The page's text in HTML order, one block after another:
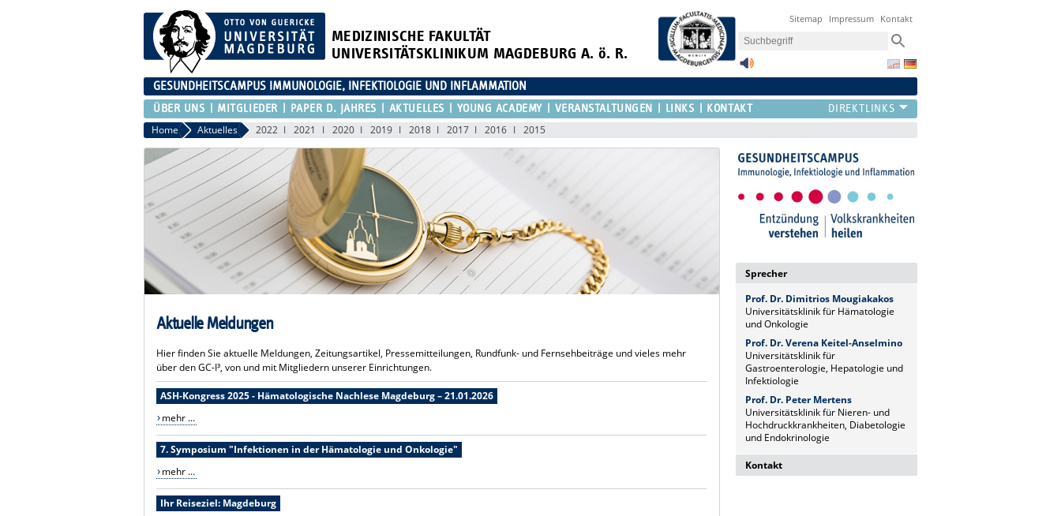
MEDIZINISCHE FAKULTÄT
UNIVERSITÄTSKLINIKUM MAGDEBURG A. ö. R.
Sitemap Impressum Kontakt
GESUNDHEITSCAMPUS IMMUNOLOGIE, INFEKTIOLOGIE UND INFLAMMATION
ÜBER UNS MITGLIEDER PAPER D. JAHRES AKTUELLES YOUNG ACADEMY VERANSTALTUNGEN LINKS KONTAKT
Home Aktuelles 2022 2021 2020 2019 2018 2017 2016 2015
Aktuelle Meldungen
Hier finden Sie aktuelle Meldungen, Zeitungsartikel, Pressemitteilungen, Rundfunk- und Fernsehbeiträge und vieles mehr
über den GC-I³, von und mit Mitgliedern unserer Einrichtungen.
ASH-Kongress 2025 - Hämatologische Nachlese Magdeburg – 21.01.2026
mehr ...
7. Symposium "Infektionen in der Hämatologie und Onkologie"
mehr ...
Ihr Reiseziel: Magdeburg
Sprecher
Prof. Dr. Dimitrios Mougiakakos
Universitätsklinik für Hämatologie
und Onkologie
Prof. Dr. Verena Keitel-Anselmino
Universitätsklinik für
Gastroenterologie, Hepatologie und
Infektiologie
Prof. Dr. Peter Mertens
Universitätsklinik für Nieren- und
Hochdruckkrankheiten, Diabetologie
und Endokrinologie
Kontakt